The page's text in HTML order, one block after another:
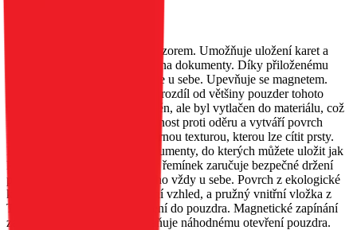
Pouzdro MEZZO s reliéfním vzorem. Umožňuje uložení karet a
bankovek; má speciální kapsy na dokumenty. Díky přiloženému
řemínku jej můžete mít neustále u sebe. Upevňuje se magnetem.
Vzor na pouzdru MEZZO, na rozdíl od většiny pouzder tohoto
typu, nebyl malován ani vytištěn, ale byl vytlačen do materiálu, což
zajišťuje jeho trvanlivost, odolnost proti oděru a vytváří povrch
pouzdra s jemnou, nerovnoměrnou texturou, kterou lze cítit prsty.
Pouzdro má dvě kapsy na dokumenty, do kterých můžete uložit jak
karty, tak bankovky. Přiložený řemínek zaručuje bezpečné držení
pouzdra a umožňuje vám mít ho vždy u sebe. Povrch z ekologické
kůže dodává pouzdru elegantní vzhled, a pružný vnitřní vložka z
TPU usnadňuje vložení zařízení do pouzdra. Magnetické zapínání
zajišťuje pevné držení a zabraňuje náhodnému otevření pouzdra.